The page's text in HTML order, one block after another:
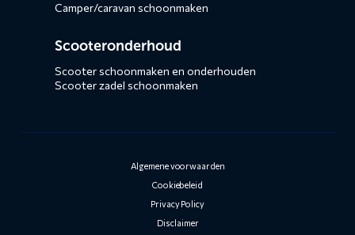
Camper/caravan schoonmaken
Scooteronderhoud
Scooter schoonmaken en onderhouden
Scooter zadel schoonmaken
Algemene voorwaarden
Cookiebeleid
Privacy Policy
Disclaimer